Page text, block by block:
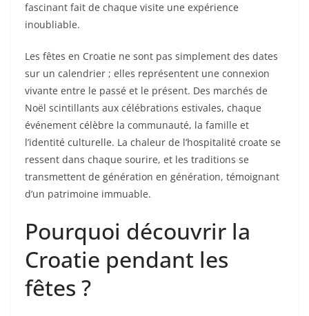
fascinant fait de chaque visite une expérience
inoubliable.
Les fêtes en Croatie ne sont pas simplement des dates
sur un calendrier ; elles représentent une connexion
vivante entre le passé et le présent. Des marchés de
Noël scintillants aux célébrations estivales, chaque
événement célèbre la communauté, la famille et
l’identité culturelle. La chaleur de l’hospitalité croate se
ressent dans chaque sourire, et les traditions se
transmettent de génération en génération, témoignant
d’un patrimoine immuable.
Pourquoi découvrir la
Croatie pendant les
fêtes ?